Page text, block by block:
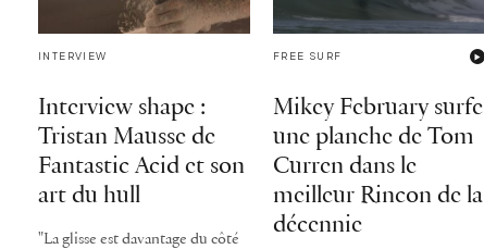
INTERVIEW
Interview shape :
Tristan Mausse de
Fantastic Acid et son
art du hull
"La glisse est davantage du côté
FREE SURF
Mikey February surfe
une planche de Tom
Curren dans le
meilleur Rincon de la
décennie